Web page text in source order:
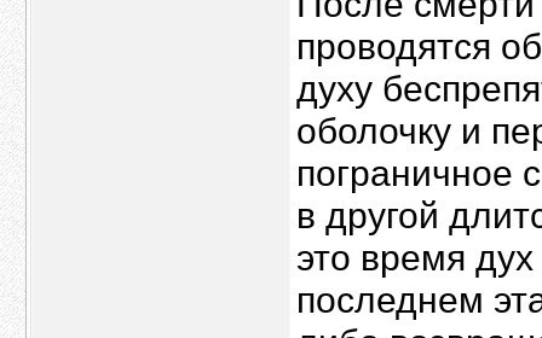
проводятся
духу
оболочку и
пограничное
в другой
это время
последнем